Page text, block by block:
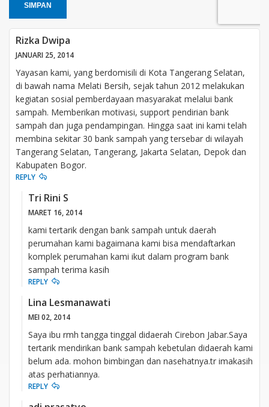
SIMPAN
Rizka Dwipa
JANUARI 25, 2014
Yayasan kami, yang berdomisili di Kota Tangerang Selatan,
di bawah nama Melati Bersih, sejak tahun 2012 melakukan
kegiatan sosial pemberdayaan masyarakat melalui bank
sampah. Memberikan motivasi, support pendirian bank
sampah dan juga pendampingan. Hingga saat ini kami telah
membina sekitar 30 bank sampah yang tersebar di wilayah
Tangerang Selatan, Tangerang, Jakarta Selatan, Depok dan
Kabupaten Bogor.
REPLY
Tri Rini S
MARET 16, 2014
kami tertarik dengan bank sampah untuk daerah
perumahan kami bagaimana kami bisa mendaftarkan
komplek perumahan kami ikut dalam program bank
sampah terima kasih
REPLY
Lina Lesmanawati
MEI 02, 2014
Saya ibu rmh tangga tinggal didaerah Cirebon Jabar.Saya
tertarik mendirikan bank sampah kebetulan didaerah kami
belum ada. mohon bimbingan dan nasehatnya.tr imakasih
atas perhatiannya.
REPLY